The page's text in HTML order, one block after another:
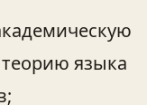
языка